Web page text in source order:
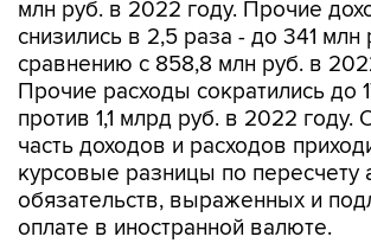
млн руб. в 2022 году. Прочие
снизились в 2,5 раза - до 341 млн
сравнению с 858,8 млн руб. в
Прочие расходы сократились до
против 1,1 млрд руб. в 2022 году.
часть доходов и расходов
курсовые разницы по пересчету
обязательств, выраженных и
оплате в иностранной валюте.